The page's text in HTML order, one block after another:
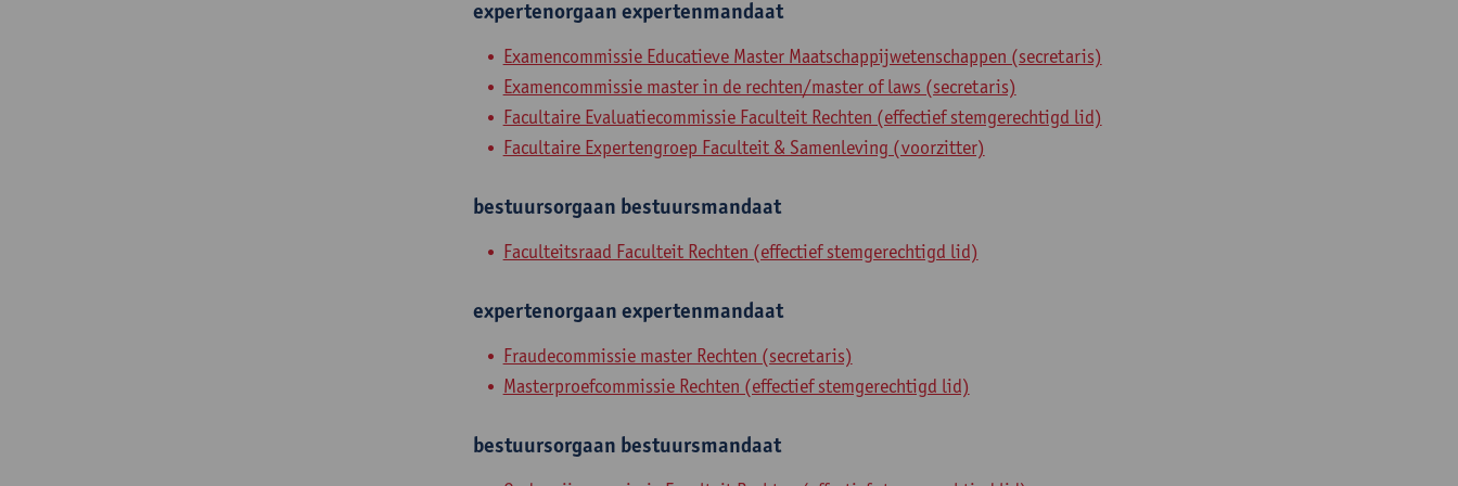
expertenorgaan expertenmandaat
Examencommissie Educatieve Master Maatschappijwetenschappen (secretaris)
Examencommissie master in de rechten/master of laws (secretaris)
Facultaire Evaluatiecommissie Faculteit Rechten (effectief stemgerechtigd lid)
Facultaire Expertengroep Faculteit & Samenleving (voorzitter)
bestuursorgaan bestuursmandaat
Faculteitsraad Faculteit Rechten (effectief stemgerechtigd lid)
expertenorgaan expertenmandaat
Fraudecommissie master Rechten (secretaris)
Masterproefcommissie Rechten (effectief stemgerechtigd lid)
bestuursorgaan bestuursmandaat